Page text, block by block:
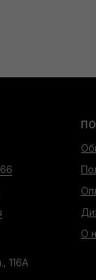
116А
О